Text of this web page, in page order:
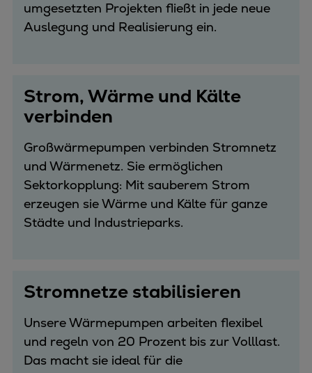
umgesetzten Projekten fließt in jede neue
Auslegung und Realisierung ein.
Strom, Wärme und Kälte
verbinden
Großwärmepumpen verbinden Stromnetz
und Wärmenetz. Sie ermöglichen
Sektorkopplung: Mit sauberem Strom
erzeugen sie Wärme und Kälte für ganze
Städte und Industrieparks.
Stromnetze stabilisieren
Unsere Wärmepumpen arbeiten flexibel
und regeln von 20 Prozent bis zur Volllast.
Das macht sie ideal für die